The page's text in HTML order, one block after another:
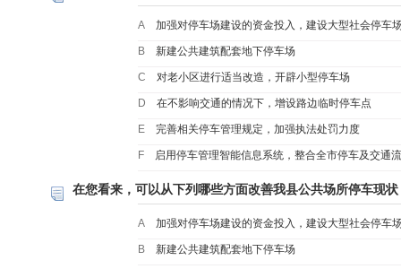
A 加强对停车场建设的资金投入，建设大型社会停车
B 新建公共建筑配套地下停车场
C 对老小区进行适当改造，开辟小型停车场
D 在不影响交通的情况下，增设路边临时停车点
E 完善相关停车管理规定，加强执法处罚力度
F 启用停车管理智能信息系统，整合全市停车及交通
在您看来，可以从下列哪些方面改善我县公共场所停车现
A 加强对停车场建设的资金投入，建设大型社会停车
B 新建公共建筑配套地下停车场